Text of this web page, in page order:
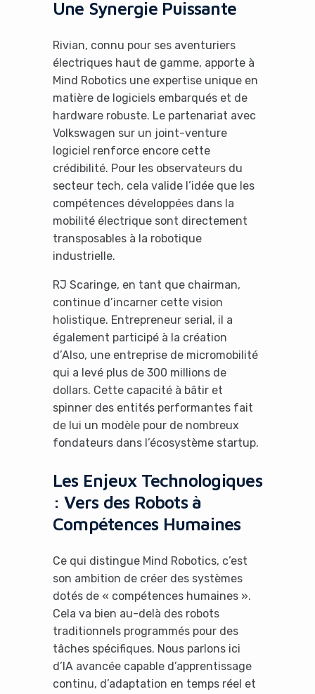
Une Synergie Puissante
Rivian, connu pour ses aventuriers
électriques haut de gamme, apporte à
Mind Robotics une expertise unique en
matière de logiciels embarqués et de
hardware robuste. Le partenariat avec
Volkswagen sur un joint-venture
logiciel renforce encore cette
crédibilité. Pour les observateurs du
secteur tech, cela valide l’idée que les
compétences développées dans la
mobilité électrique sont directement
transposables à la robotique
industrielle.
RJ Scaringe, en tant que chairman,
continue d’incarner cette vision
holistique. Entrepreneur serial, il a
également participé à la création
d’Also, une entreprise de micromobilité
qui a levé plus de 300 millions de
dollars. Cette capacité à bâtir et
spinner des entités performantes fait
de lui un modèle pour de nombreux
fondateurs dans l’écosystème startup.
Les Enjeux Technologiques
: Vers des Robots à
Compétences Humaines
Ce qui distingue Mind Robotics, c’est
son ambition de créer des systèmes
dotés de « compétences humaines ».
Cela va bien au-delà des robots
traditionnels programmés pour des
tâches spécifiques. Nous parlons ici
d’IA avancée capable d’apprentissage
continu, d’adaptation en temps réel et